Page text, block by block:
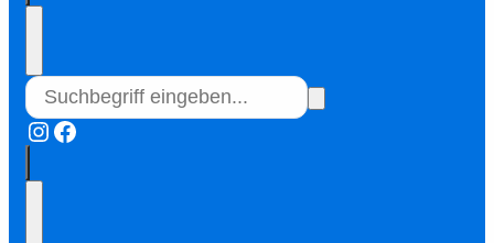
Instagram
Facebook